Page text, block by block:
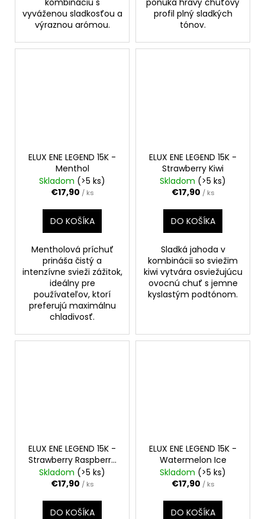
kombináciu s
vyváženou sladkosťou a
výraznou arómou.
ponúka hravý chuťový
profil plný sladkých
tónov.
ELUX ENE LEGEND 15K -
Menthol
Skladom (>5 ks)
€17,90 / ks
DO KOŠÍKA
Mentholová príchuť
prináša čistý a
intenzívne svieži zážitok,
ideálny pre
používateľov, ktorí
preferujú maximálnu
chladivosť.
ELUX ENE LEGEND 15K -
Strawberry Kiwi
Skladom (>5 ks)
€17,90 / ks
DO KOŠÍKA
Sladká jahoda v
kombinácii so sviežim
kiwi vytvára osviežujúcu
ovocnú chuť s jemne
kyslastým podtónom.
ELUX ENE LEGEND 15K -
Strawberry Raspberry
Cherry
Skladom (>5 ks)
€17,90 / ks
DO KOŠÍKA
ELUX ENE LEGEND 15K -
Watermelon Ice
Skladom (>5 ks)
€17,90 / ks
DO KOŠÍKA